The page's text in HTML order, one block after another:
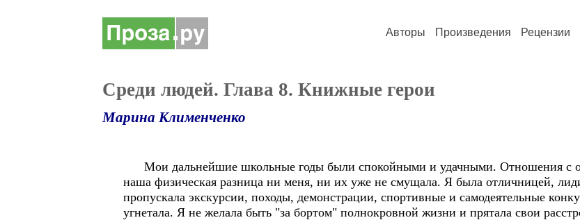
Авторы Произведения Рецензии
Среди людей. Глава 8. Книжные герои
Марина Клименченко
Мои дальнейшие школьные годы были спокойными и удачными. Отношения с
наша физическая разница ни меня, ни их уже не смущала. Я была отличницей,
пропускала экскурсии, походы, демонстрации, спортивные и самодеятельные
угнетала. Я не желала быть "за бортом" полнокровной жизни и прятала свои